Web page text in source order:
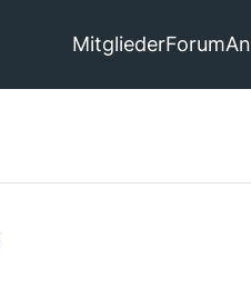
MitgliederForum